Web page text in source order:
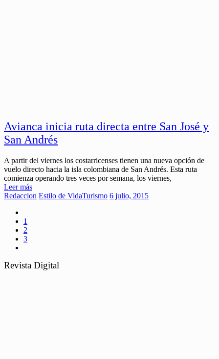
Avianca inicia ruta directa entre San José y
San Andrés
A partir del viernes los costarricenses tienen una nueva opción de
vuelo directo hacia la isla colombiana de San Andrés. Esta ruta
comienza operando tres veces por semana, los viernes,
Leer más
Redaccion Estilo de VidaTurismo 6 julio, 2015
1
2
3
Revista Digital